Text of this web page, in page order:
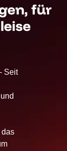
für
Seit
das